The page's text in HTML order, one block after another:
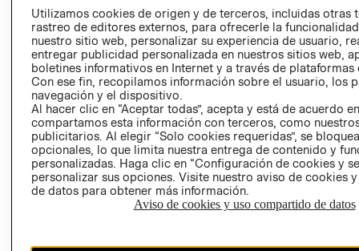
PETICIONES
QUEJAS Y
RECLAMOS
Colombia ($)
CAMBIAR REGIÓN
Utilizamos cookies de origen y de terceros, incluidas otras
rastreo de editores externos, para ofrecerle la
nuestro sitio web, personalizar su experiencia de usuario,
entregar publicidad personalizada en nuestros sitios web,
boletines informativos en Internet y a través de plataformas
Con ese fin, recopilamos información sobre el usuario, los
navegación y el dispositivo.
Al hacer clic en “Aceptar todas”, acepta y está de acuerdo
compartamos esta información con terceros, como
publicitarios. Al elegir “Solo cookies requeridas”, se
opcionales, lo que limita nuestra entrega de contenido y
personalizadas. Haga clic en “Configuración de cookies y
personalizar sus opciones. Visite nuestro aviso de cookies
de datos para obtener más información.
Aviso de cookies y uso compartido de datos